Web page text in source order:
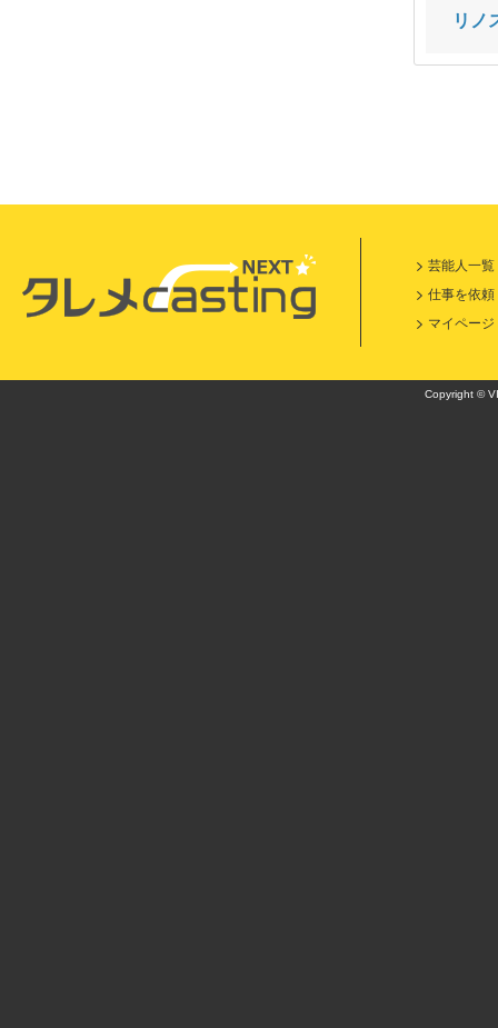
リノ
芸能人一覧
仕事を依頼
マイページ
Copyright ©